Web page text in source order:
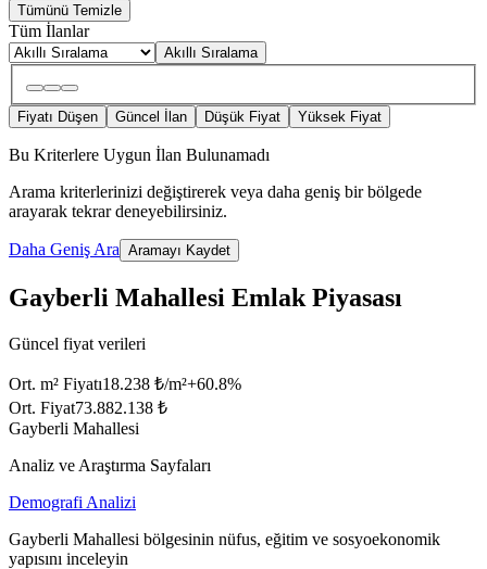
Tümünü Temizle
Tüm İlanlar
Akıllı Sıralama
Fiyatı Düşen Güncel İlan Düşük Fiyat Yüksek Fiyat
Bu Kriterlere Uygun İlan Bulunamadı
Arama kriterlerinizi değiştirerek veya daha geniş bir bölgede
arayarak tekrar deneyebilirsiniz.
Daha Geniş Ara Aramayı Kaydet
Gayberli Mahallesi Emlak Piyasası
Güncel fiyat verileri
Ort. m² Fiyatı18.238 ₺/m²+60.8%
Ort. Fiyat73.882.138 ₺
Gayberli Mahallesi
Analiz ve Araştırma Sayfaları
Demografi Analizi
Gayberli Mahallesi bölgesinin nüfus, eğitim ve sosyoekonomik
yapısını inceleyin